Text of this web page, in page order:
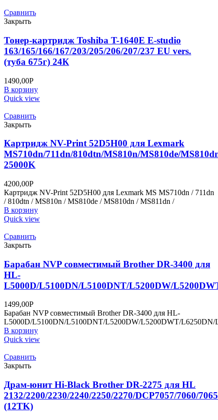
Сравнить
Закрыть
Тонер-картридж Toshiba T-1640E E-studio
163/165/166/167/203/205/206/207/237 EU vers.
(туба 675г) 24К
1490,00Р
В корзину
Quick view
Сравнить
Закрыть
Картридж NV-Print 52D5H00 для Lexmark
MS710dn/711dn/810dtn/MS810n/MS810de/
25000K
4200,00Р
Картридж NV-Print 52D5H00 для Lexmark MS MS710dn / 711dn
/ 810dtn / MS810n / MS810de / MS810dn / MS811dn /
В корзину
Quick view
Сравнить
Закрыть
Барабан NVP совместимый Brother DR-3400 для
HL-
L5000D/L5100DN/L5100DNT/L5200DW/
1499,00Р
Барабан NVP совместимый Brother DR-3400 для HL-
L5000D/L5100DN/L5100DNT/L5200DW/L5200DWT/L6250DN/
В корзину
Quick view
Сравнить
Закрыть
Драм-юнит Нi-Black Brother DR-2275 для HL
2132/2200/2230/2240/2250/2270/DCP7057/7060/7065
(12TK)